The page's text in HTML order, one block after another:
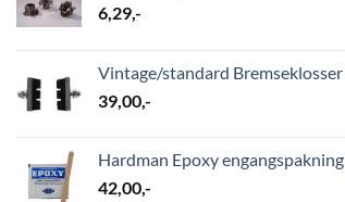
6,29,-
Vintage/standard Bremseklosser
39,00,-
Hardman Epoxy engangspakning
42,00,-